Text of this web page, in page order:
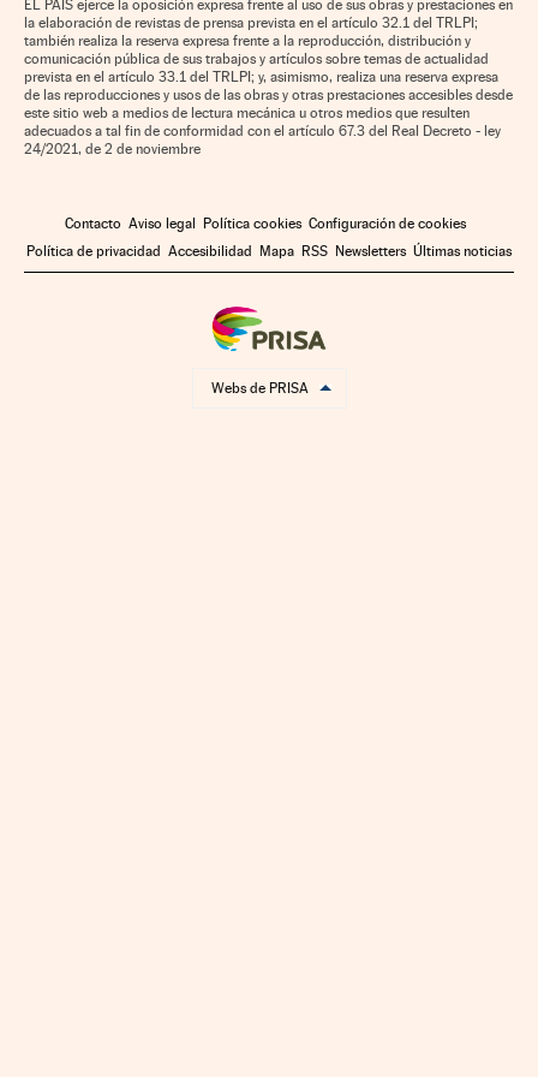
EL PAÍS ejerce la oposición expresa frente al uso de sus obras y prestaciones en
la elaboración de revistas de prensa prevista en el artículo 32.1 del TRLPI;
también realiza la reserva expresa frente a la reproducción, distribución y
comunicación pública de sus trabajos y artículos sobre temas de actualidad
prevista en el artículo 33.1 del TRLPI; y, asimismo, realiza una reserva expresa
de las reproducciones y usos de las obras y otras prestaciones accesibles desde
este sitio web a medios de lectura mecánica u otros medios que resulten
adecuados a tal fin de conformidad con el artículo 67.3 del Real Decreto - ley
24/2021, de 2 de noviembre
Contacto Aviso legal Política cookies Configuración de cookies
Política de privacidad Accesibilidad Mapa RSS Newsletters Últimas noticias
Webs de PRISA